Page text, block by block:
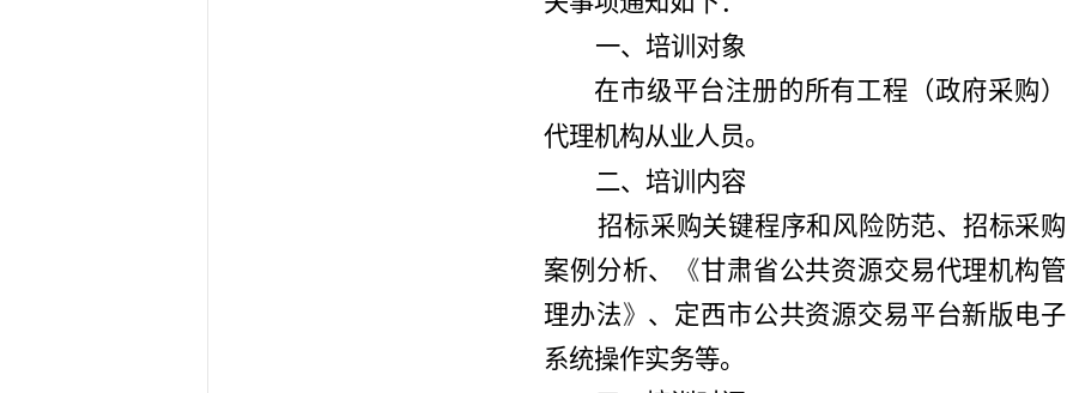
一、培训对象
在市级平台注册的所有工程（政府采购）
代理机构从业人员。
二、培训内容
招标采购关键程序和风险防范、 招标采购
案例分析、 《甘肃省公共资源交易代理机构管
理办法》 、定西市公共资源交易平台新版电子
系统操作实务等。